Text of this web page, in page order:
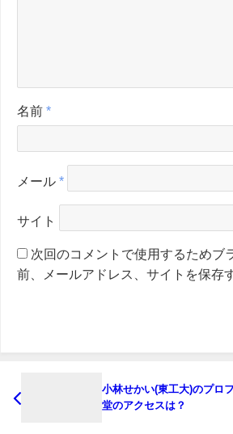
名前 *
メール *
サイト
次回のコメントで使用するためブ
前、メールアドレス、サイトを保存
小林せかい(東工大)のプロ
堂のアクセスは？